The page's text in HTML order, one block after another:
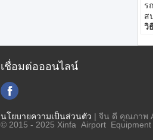
ร
ส
วิ
ป
เชื่อมต่อออนไลน์
นโยบายความเป็นส่วนตัว | จีน ดี คุณภาพ
© 2015 - 2025 Xinfa Airport Equipment